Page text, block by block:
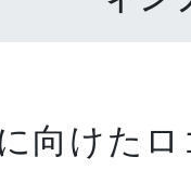
向けた